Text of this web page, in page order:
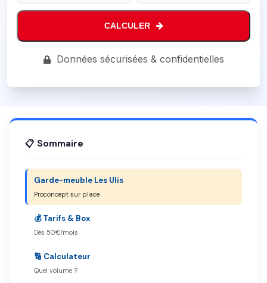
CALCULER
Données sécurisées & confidentielles
📋 Sommaire
Garde-meuble Les Ulis
Proconcept sur place
💰 Tarifs & Box
Dès 50€/mois
🔢 Calculateur
Quel volume ?